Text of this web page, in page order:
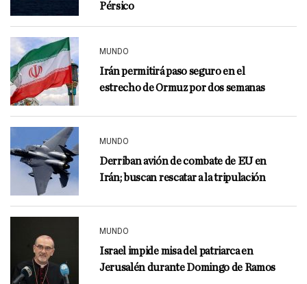
Pérsico
MUNDO
Irán permitirá paso seguro en el
estrecho de Ormuz por dos semanas
MUNDO
Derriban avión de combate de EU en
Irán; buscan rescatar a la tripulación
MUNDO
Israel impide misa del patriarca en
Jerusalén durante Domingo de Ramos